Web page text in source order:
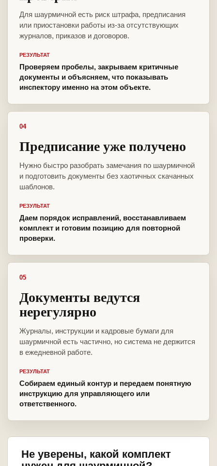
Для шаурмичной есть риск штрафа, предписания
или приостановки работы из-за отсутствующих
журналов, приказов и договоров.
РЕЗУЛЬТАТ
Проверяем пробелы, закрываем критичные
документы и объясняем, что показывать
инспектору именно на этом объекте.
04
Предписание уже получено
Нужно быстро разобрать замечания по шаурмичной
и подготовить документы без хаотичных скачанных
шаблонов.
РЕЗУЛЬТАТ
Даем порядок исправлений, восстанавливаем
комплект и готовим позицию для повторной
проверки.
05
Документы ведутся
нерегулярно
Журналы, инструкции и кадровые бумаги для
шаурмичной есть частично, но система не держится
в ежедневной работе.
РЕЗУЛЬТАТ
Собираем единый контур и передаем понятную
инструкцию для управляющего или
ответственного.
Не уверены, какой комплект